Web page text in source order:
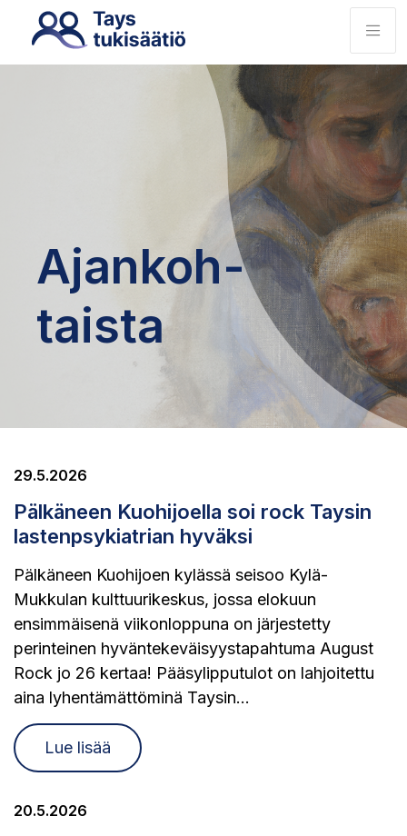
Ajankoh­
taista
29.5.2026
Pälkäneen Kuohijoella soi rock Taysin
lastenpsykiatrian hyväksi
Pälkäneen Kuohijoen kylässä seisoo Kylä-
Mukkulan kulttuurikeskus, jossa elokuun
ensimmäisenä viikonloppuna on järjestetty
perinteinen hyväntekeväisyystapahtuma August
Rock jo 26 kertaa! Pääsylipputulot on lahjoitettu
aina lyhentämättöminä Taysin...
Lue lisää
20.5.2026